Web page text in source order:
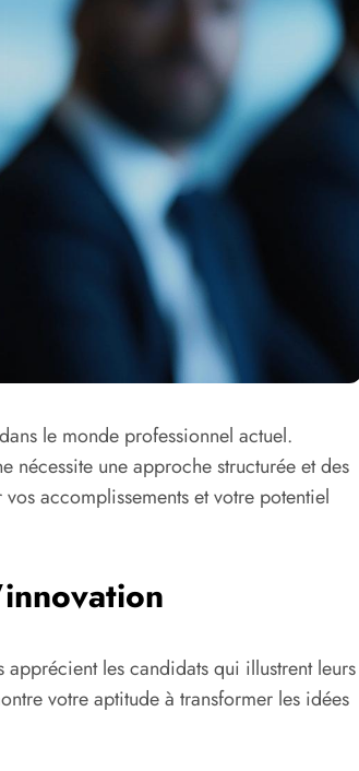
le monde professionnel actuel.
nécessite une approche structurée et des
accomplissements et votre potentiel
apprécient les candidats qui illustrent leurs
votre aptitude à transformer les idées